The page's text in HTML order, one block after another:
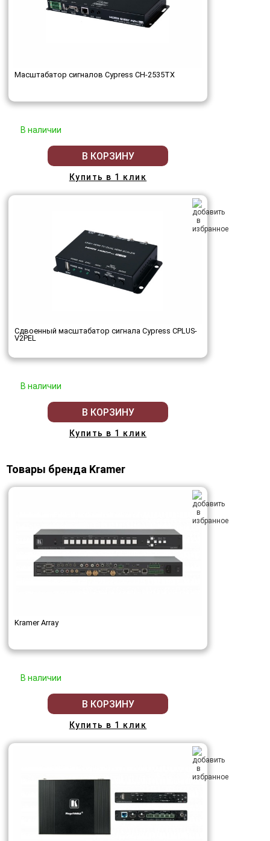
Масштабатор сигналов Cypress CH-2535TX
В наличии
В КОРЗИНУ
Купить в 1 клик
Сдвоенный масштабатор сигнала Cypress CPLUS-
V2PEL
В наличии
В КОРЗИНУ
Купить в 1 клик
Товары бренда Kramer
Kramer Array
В наличии
В КОРЗИНУ
Купить в 1 клик